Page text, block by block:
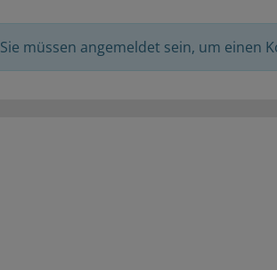
Sie müssen angemeldet sein, um einen